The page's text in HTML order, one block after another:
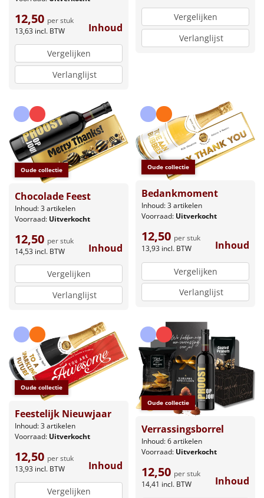
12,50 per stuk
13,63 incl. BTW Inhoud
Vergelijken
Verlanglijst
Vergelijken
Verlanglijst
Oude collectie
Chocolade Feest
Inhoud: 3 artikelen
Voorraad: Uitverkocht
12,50 per stuk
14,53 incl. BTW Inhoud
Vergelijken
Verlanglijst
Oude collectie
Bedankmoment
Inhoud: 3 artikelen
Voorraad: Uitverkocht
12,50 per stuk
13,93 incl. BTW Inhoud
Vergelijken
Verlanglijst
Oude collectie
Feestelijk Nieuwjaar
Inhoud: 3 artikelen
Voorraad: Uitverkocht
12,50 per stuk
13,93 incl. BTW Inhoud
Vergelijken
Oude collectie
Verrassingsborrel
Inhoud: 6 artikelen
Voorraad: Uitverkocht
12,50 per stuk
14,41 incl. BTW Inhoud